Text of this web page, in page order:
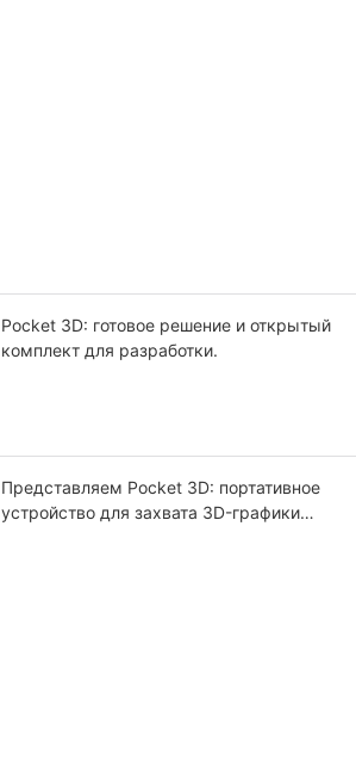
Pocket 3D: готовое решение и открытый
комплект для разработки.
Представляем Pocket 3D: портативное
устройство для захвата 3D-графики